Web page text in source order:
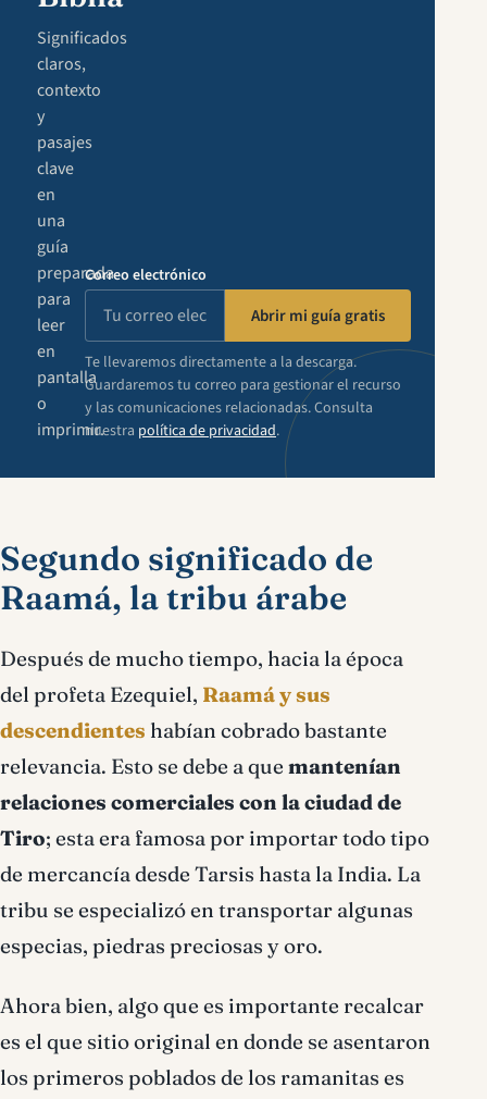
Significados
claros,
contexto
y
pasajes
clave
en
una
guía
preparada
para
leer
en
pantalla
o
imprimir.
Correo electrónico
Abrir mi guía gratis
Te llevaremos directamente a la descarga.
Guardaremos tu correo para gestionar el recurso
y las comunicaciones relacionadas. Consulta
nuestra política de privacidad.
Segundo significado de
Raamá, la tribu árabe
Después de mucho tiempo, hacia la época
del profeta Ezequiel, Raamá y sus
descendientes habían cobrado bastante
relevancia. Esto se debe a que mantenían
relaciones comerciales con la ciudad de
Tiro; esta era famosa por importar todo tipo
de mercancía desde Tarsis hasta la India. La
tribu se especializó en transportar algunas
especias, piedras preciosas y oro.
Ahora bien, algo que es importante recalcar
es el que sitio original en donde se asentaron
los primeros poblados de los ramanitas es